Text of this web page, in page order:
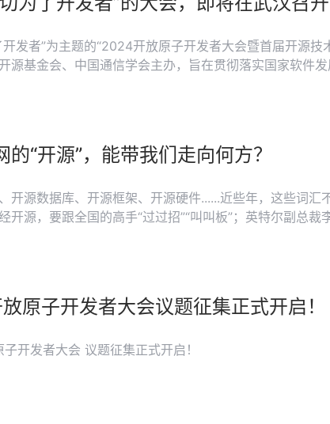
开发者”为主题的“2024开放原子开发者大会暨首届开源
源基金会、中国通信学会主办，旨在贯彻落实国家软件
的“开源”，能带我们走向何方？
开源数据库、开源框架、开源硬件......近些年，这些词
开源，要跟全国的高手“过过招”“叫叫板”；英特尔副总
原子开发者大会议题征集正式开启！
开发者大会 议题征集正式开启！